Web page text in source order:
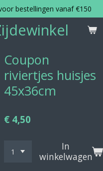
bestellingen vanaf €150
Coupon
riviertjes huisjes
45x36cm
€ 4,50
In
winkelwagen